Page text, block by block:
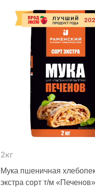
2кг
Мука пшеничная
экстра сорт т/м